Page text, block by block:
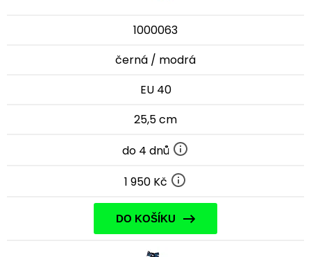
1000063
černá / modrá
EU 40
25,5 cm
do 4 dnů
1 950 Kč
DO KOŠÍKU